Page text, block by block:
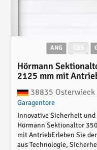
ANG
Hörmann
2125 mm mit
38835 Osterwieck
Garagentore
Innovative Sicherheit und
Hörmann Sektionaltor
mit AntriebErleben Sie
aus Technologie,